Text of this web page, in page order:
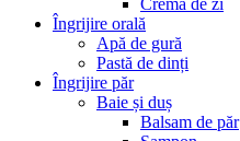
Cremă de zi
Îngrijire orală
Apă de gură
Pastă de dinți
Îngrijire păr
Baie și duș
Balsam de păr